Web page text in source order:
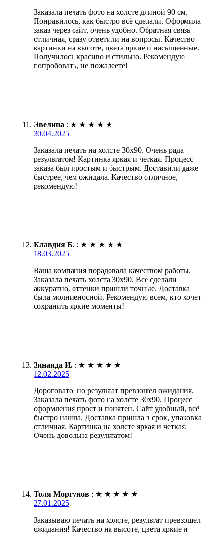
Заказала печать фото на холсте длиной 90 см.
Понравилось, как быстро всё сделали. Оформила
заказ через сайт, очень удобно. Обратная связь
отличная, сразу ответили на вопросы. Качество
картинки на высоте, цвета яркие и насыщенные.
Получилось красиво и стильно. Рекомендую
попробовать, не пожалеете!
Эвелина : ★ ★ ★ ★ ★
30.04.2025
Заказала печать на холсте 30х90. Очень рада
результатом! Картинка яркая и четкая. Процесс
заказа был простым и быстрым. Доставили даже
быстрее, чем ожидала. Качество отличное,
рекомендую!
Клавдия Б. : ★ ★ ★ ★ ★
18.03.2025
Ваша компания порадовала качеством работы.
Заказала печать холста 30х90. Все сделали
аккуратно, оттенки пришли точные. Доставка
была молниеносной. Рекомендую всем, кто хочет
сохранить яркие моменты!
Зинаида И. : ★ ★ ★ ★ ★
12.02.2025
Дороговато, но результат превзошел ожидания.
Заказала печать фото на холсте 30х90. Процесс
оформления прост и понятен. Сайт удобный, всё
быстро нашла. Доставка пришла в срок, упаковка
отличная. Картинка на холсте яркая и четкая.
Очень довольна результатом!
Толя Моргунов : ★ ★ ★ ★ ★
27.01.2025
Заказываю печать на холсте, результат превзошел
ожидания! Качество на высоте, цвета яркие и